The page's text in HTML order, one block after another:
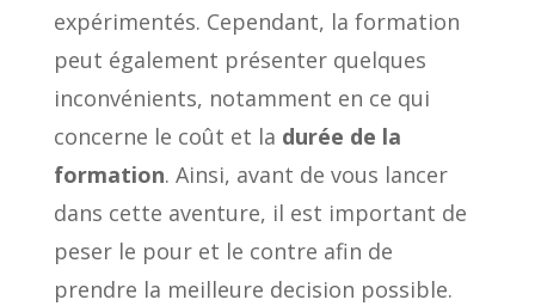
expérimentés. Cependant, la formation
peut également présenter quelques
inconvénients, notamment en ce qui
concerne le coût et la durée de la
formation. Ainsi, avant de vous lancer
dans cette aventure, il est important de
peser le pour et le contre afin de
prendre la meilleure decision possible.